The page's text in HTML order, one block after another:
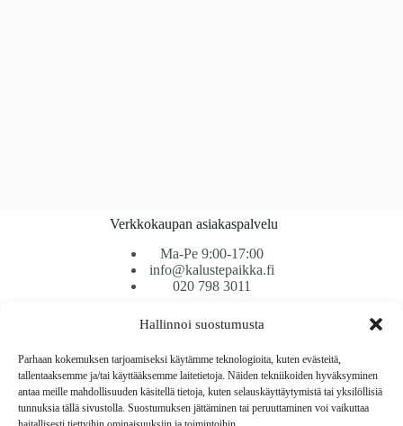
Hallinnoi suostumusta
Parhaan kokemuksen tarjoamiseksi käytämme teknologioita, kuten evästeitä,
tallentaaksemme ja/tai käyttääksemme laitetietoja. Näiden tekniikoiden hyväksyminen
antaa meille mahdollisuuden käsitellä tietoja, kuten selauskäyttäytymistä tai yksilöllisiä
tunnuksia tällä sivustolla. Suostumuksen jättäminen tai peruuttaminen voi vaikuttaa
Verkkokaupan asiakaspalvelu
Ma-Pe 9:00-17:00
info@kalustepaikka.fi
020 798 3011
Tavarantoimitus / Maksutavat
Toimitustavat
Maksutavat
Vaihto ja palautus
Reklamaatiot